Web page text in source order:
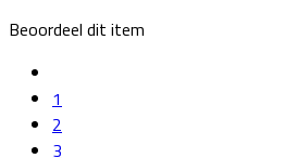
Beoordeel dit item
1
2
3